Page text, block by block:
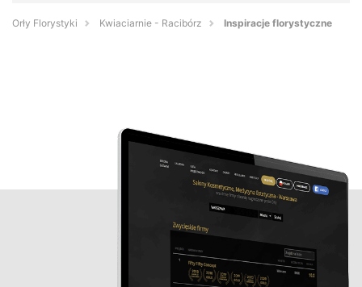
Orły Florystyki Kwiaciarnie - Racibórz Inspiracje florystyczne